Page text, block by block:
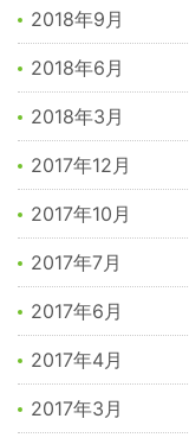
2018年9月
2018年6月
2018年3月
2017年12月
2017年10月
2017年7月
2017年6月
2017年4月
2017年3月